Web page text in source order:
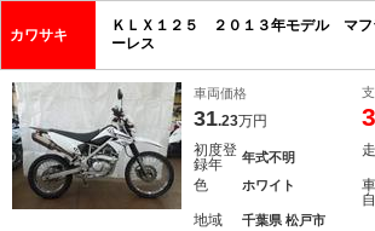
カワサキ
ＫＬＸ１２５ ２０１３年モデル マ
ーレス
車両価格
31.23万円
初度登
録年
年式不明
色 ホワイト
地域 千葉県 松戸市